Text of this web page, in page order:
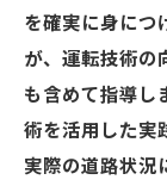
を確実に身につ
が、運転技術の
も含めて指導し
術を活用した実
実際の道路状況